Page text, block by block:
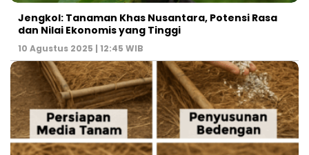
Jengkol: Tanaman Khas Nusantara, Potensi Rasa
dan Nilai Ekonomis yang Tinggi
10 Agustus 2025 | 12:45 WIB